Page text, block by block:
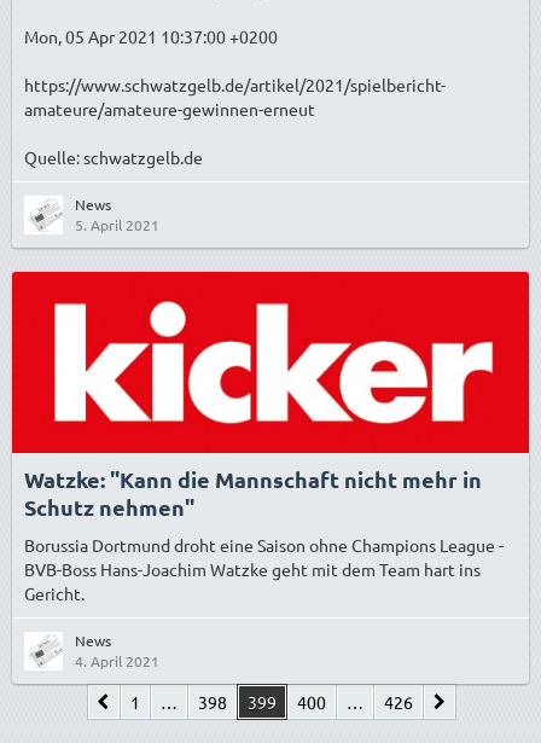
Mon, 05 Apr 2021 10:37:00 +0200
https://www.schwatzgelb.de/artikel/2021/spielbericht-
amateure/amateure-gewinnen-erneut
Quelle: schwatzgelb.de
News
5. April 2021
Watzke: "Kann die Mannschaft nicht mehr in
Schutz nehmen"
Borussia Dortmund droht eine Saison ohne Champions League -
BVB-Boss Hans-Joachim Watzke geht mit dem Team hart ins
Gericht.
News
4. April 2021
1 … 398 399 400 … 426